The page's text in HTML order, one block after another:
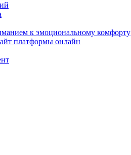
к эмоциональному комфорту
платформы онлайн